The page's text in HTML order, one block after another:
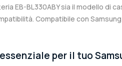
EB-BL330ABY sia il modello di
Compatibile con
per il tuo